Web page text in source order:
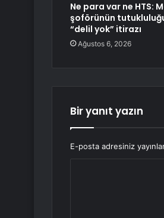
Ne para var ne HTS:
şoförünün
“delil yok” itirazı
Ağustos 6, 2026
Bir yanıt yazın
E-posta adresiniz